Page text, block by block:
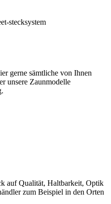
gerne sämtliche von Ihnen
unsere Zaunmodelle
auf Qualität, Haltbarkeit, Optik
zum Beispiel in den Orten